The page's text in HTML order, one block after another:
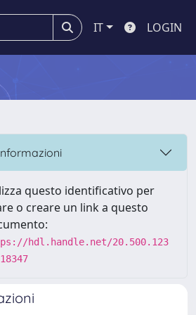
IT LOGIN
questo identificativo per
o creare un link a questo
hdl.handle.net/20.500.123